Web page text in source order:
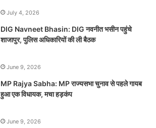
July 4, 2026
DIG Navneet Bhasin: DIG नवनीत भसीन पहुंचे
शाजापुर, पुलिस अधिकारियों की ली बैठक
June 9, 2026
MP Rajya Sabha: MP राज्यसभा चुनाव से पहले गायब
हुआ एक विधायक, मचा हड़कंप
June 9, 2026